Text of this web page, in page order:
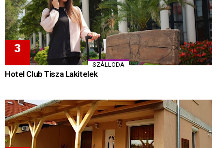
SZÁLLODA
Hotel Club Tisza Lakitelek